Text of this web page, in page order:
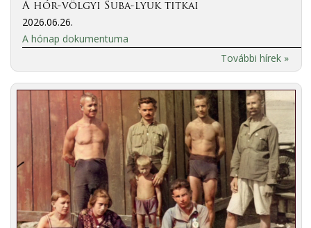
A hór-völgyi Suba-lyuk titkai
2026.06.26.
A hónap dokumentuma
További hírek »